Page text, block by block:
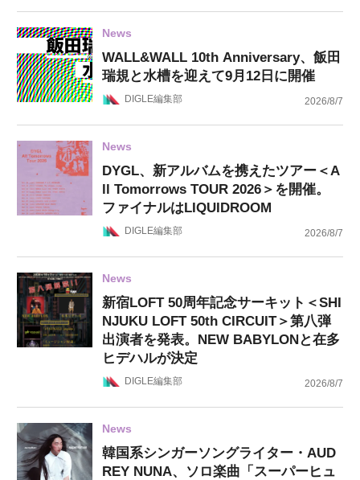
News
WALL&WALL 10th Anniversary、飯田
瑞規と水槽を迎えて9月12日に開催
DIGLE編集部 2026/8/7
News
DYGL、新アルバムを携えたツアー＜A
ll Tomorrows TOUR 2026＞を開催。
ファイナルはLIQUIDROOM
DIGLE編集部 2026/8/7
News
新宿LOFT 50周年記念サーキット＜SHI
NJUKU LOFT 50th CIRCUIT＞第八弾
出演者を発表。NEW BABYLONと在多
ヒデハルが決定
DIGLE編集部 2026/8/7
News
韓国系シンガーソングライター・AUD
REY NUNA、ソロ楽曲「スーパーヒュ